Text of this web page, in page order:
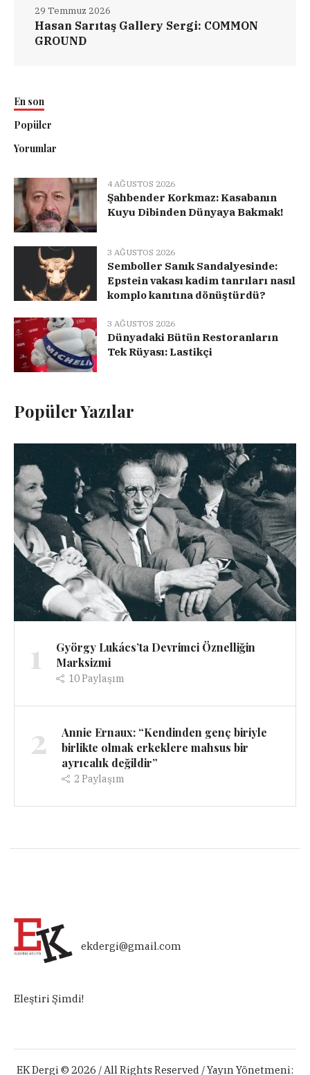
Hasan Sarıtaş Gallery Sergi: COMMON
GROUND
29 Temmuz 2026
En son
Popüler
Yorumlar
4 AĞUSTOS 2026
Şahbender Korkmaz: Kasabanın
Kuyu Dibinden Dünyaya Bakmak!
3 AĞUSTOS 2026
Semboller Sanık Sandalyesinde:
Epstein vakası kadim tanrıları nasıl
komplo kanıtına dönüştürdü?
3 AĞUSTOS 2026
Dünyadaki Bütün Restoranların
Tek Rüyası: Lastikçi
Popüler Yazılar
1
György Lukács’ta Devrimci Öznelliğin
Marksizmi
10Paylaşım
2
Annie Ernaux: “Kendinden genç biriyle
birlikte olmak erkeklere mahsus bir
ayrıcalık değildir”
2 Paylaşım
ekdergi@gmail.com
Eleştiri Şimdi!
EK Dergi © 2026 / All Rights Reserved / Yayın Yönetmeni: